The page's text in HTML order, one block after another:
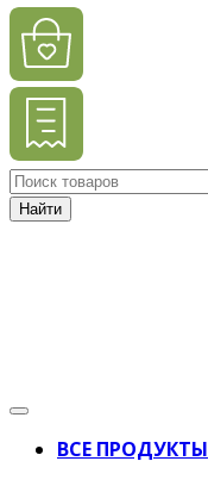
Найти
ВСЕ ПРОДУКТЫ